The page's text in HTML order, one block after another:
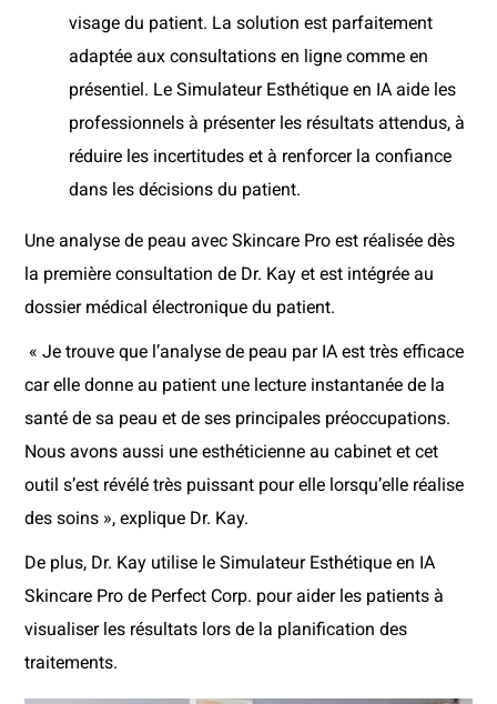
visage du patient. La solution est parfaitement
adaptée aux consultations en ligne comme en
présentiel. Le Simulateur Esthétique en IA aide les
professionnels à présenter les résultats attendus, à
réduire les incertitudes et à renforcer la confiance
dans les décisions du patient.
Une analyse de peau avec Skincare Pro est réalisée dès
la première consultation de Dr. Kay et est intégrée au
dossier médical électronique du patient.
« Je trouve que l’analyse de peau par IA est très efficace
car elle donne au patient une lecture instantanée de la
santé de sa peau et de ses principales préoccupations.
Nous avons aussi une esthéticienne au cabinet et cet
outil s’est révélé très puissant pour elle lorsqu’elle réalise
des soins », explique Dr. Kay.
De plus, Dr. Kay utilise le Simulateur Esthétique en IA
Skincare Pro de Perfect Corp. pour aider les patients à
visualiser les résultats lors de la planification des
traitements.